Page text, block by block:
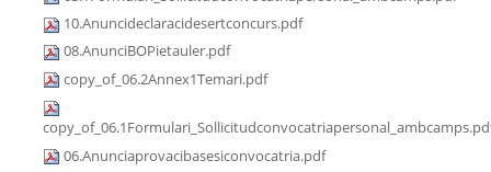
10.Anuncideclaracidesertconcurs.pdf
08.AnunciBOPietauler.pdf
copy_of_06.2Annex1Temari.pdf
06.Anunciaprovacibasesiconvocatria.pdf